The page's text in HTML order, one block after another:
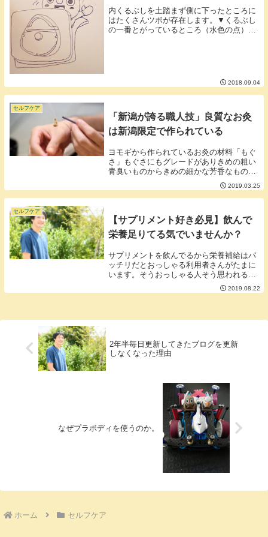
内くるぶしを土踏まず側に下ったところに
はたくさんツボが存在します。▼くるぶし
の一番とがっているところ（水色の点）か
2018.09.04
セルフケア
「新潟が誇る職人技」良質なお灸
は新潟限定で作られている
ヨモギから作られているお灸の材料「もぐ
さ」もぐさにもグレードがありきめの粗い
青臭いものからきめの細かな芳香なものま
でいろいろな種類があります。グレードの
高いもぐさは実は新潟県でしか作られてい
ません。しかも冬にしか作れないとのこ
2019.03.25
セルフケア
【サプリメント好き必見】飲んで
栄養足りてる気でいませんか？
サプリメントを飲んでるから栄養補給はバ
ッチリだとおっしゃる利用者さんがたまに
います。そうおっしゃる人そう思われる人
に質問です。あなたはドリンクバーでおな
か一杯水を飲んだら一日何も飲まずに持ち
2019.08.22
2年半毎日更新してきたブログを更新
しなくなった理由
なぜプラボディを使うのか。
ホーム セルフケア